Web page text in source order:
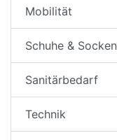
Mobilität
Schuhe & Socken
Sanitärbedarf
Technik